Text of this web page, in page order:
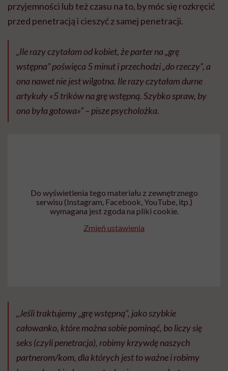
przyjemności lub też czasu na to, by móc się rozkręcić
przed penetracją i cieszyć z samej penetracji.
„Ile razy czytałam od kobiet, że parter na „grę
wstępna” poświęca 5 minut i przechodzi „do rzeczy”, a
ona nawet nie jest wilgotna. Ile razy czytałam durne
artykuły «5 trików na grę wstępną. Szybko spraw, by
ona była gotowa»” – pisze psycholożka.
Do wyświetlenia tego materiału z zewnętrznego
serwisu (Instagram, Facebook, YouTube, itp.)
wymagana jest zgoda na pliki cookie.
Zmień ustawienia
„Jeśli traktujemy „grę wstępną”, jako szybkie
całowanko, które można sobie pominąć, bo liczy się
seks (czyli penetracja), robimy krzywdę naszych
partnerom/kom, dla których jest to ważne i robimy